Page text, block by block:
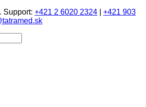
Support: +421 2 6020 2324
+421 903